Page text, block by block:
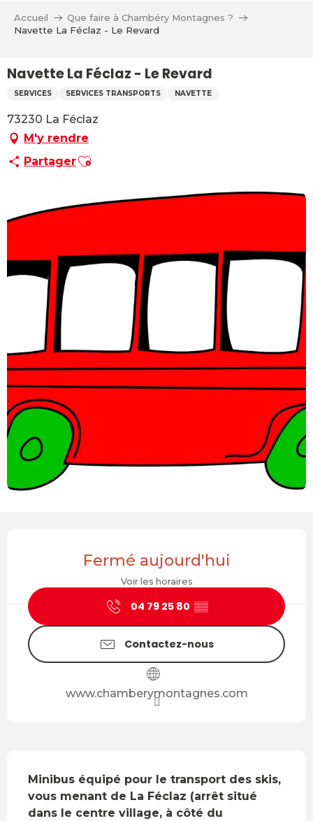
Accueil
Que faire à Chambéry Montagnes ?
Navette La Féclaz - Le Revard
Navette La Féclaz - Le Revard
SERVICES SERVICES TRANSPORTS NAVETTE
73230 La Féclaz
M'y rendre
PartagerAjouter aux favoris
Fermé aujourd'hui
Voir les horaires
04 79 25 80 ▒▒
Contactez-nous
www.chamberymontagnes.com
Minibus équipé pour le transport des skis,
vous menant de La Féclaz (arrêt situé
dans le centre village, à côté du